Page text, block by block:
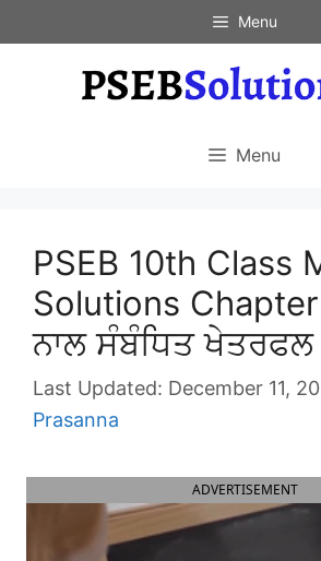
to
Menu
Menu
PSEB 10th Class
Solutions
ਨਾਲ ਸੰਬੰਧਿਤ ਖੇਤਰਫਲ
December 11,
Prasanna
ADVERTISEMENT